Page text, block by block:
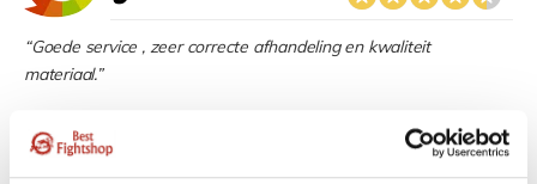
“Goede service , zeer correcte afhandeling en kwaliteit
materiaal.”
Beschikbaar in de volgende varianten: